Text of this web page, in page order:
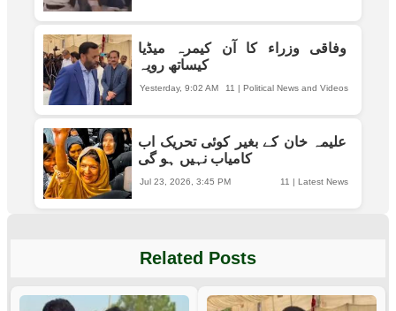
وفاقی وزراء کا آن کیمرہ میڈیا
کیساتھ رویہ
11 | Political News and Videos
Yesterday, 9:02 AM
علیمہ خان کے بغیر کوئی تحریک اب
کامیاب نہیں ہو گی
11 | Latest News
Jul 23, 2026, 3:45 PM
Related Posts